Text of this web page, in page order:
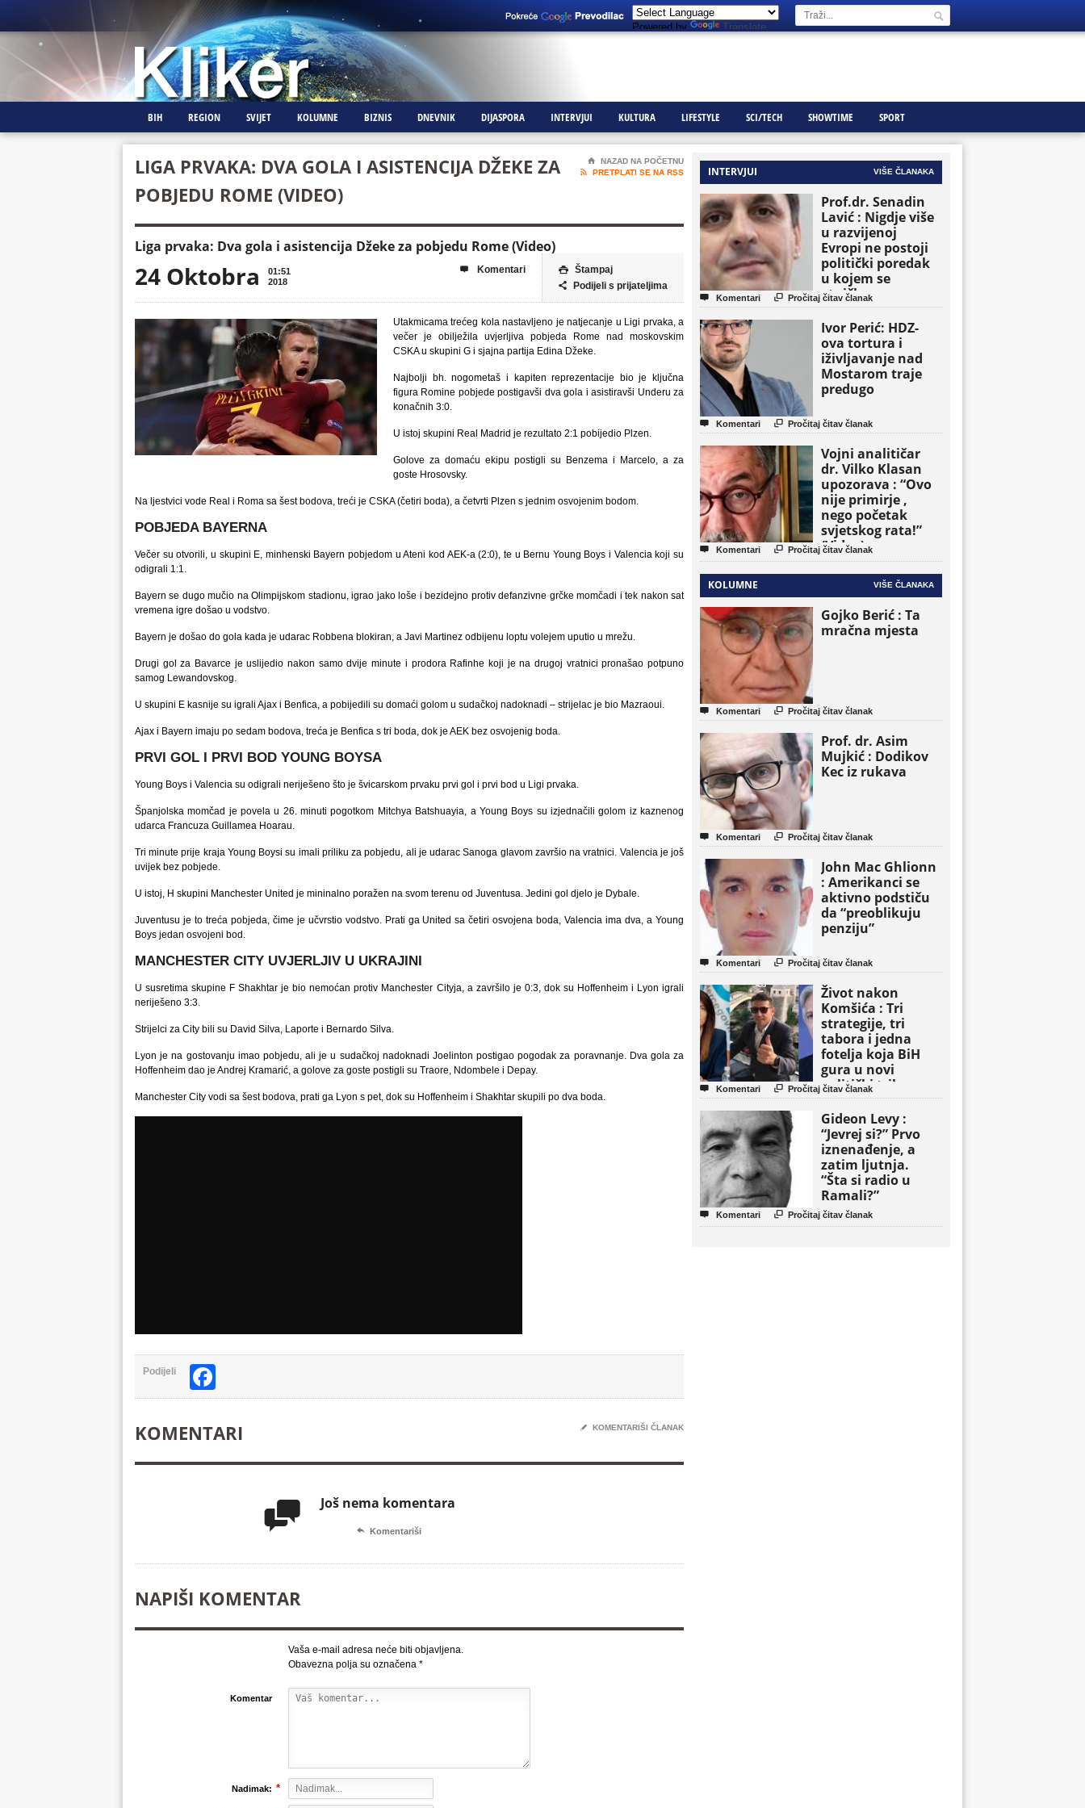
Powered by Translate
BIH REGION SVIJET KOLUMNE BIZNIS DNEVNIK DIJASPORA INTERVJUI KULTURA LIFESTYLE SCI/TECH SHOWTIME SPORT
LIGA PRVAKA: DVA GOLA I ASISTENCIJA DŽEKE ZA
POBJEDU ROME (VIDEO)
⌂
NAZAD NA POČETNU

PRETPLATI SE NA RSS
Liga prvaka: Dva gola i asistencija Džeke za pobjedu Rome (Video)
24 Oktobra
01:51
2018
 Štampaj
 Podijeli s prijateljima
 Komentari
Utakmicama trećeg kola nastavljeno je natjecanje u Ligi prvaka, a
večer je obilježila uvjerljiva pobjeda Rome nad moskovskim
CSKA u skupini G i sjajna partija Edina Džeke.
Najbolji bh. nogometaš i kapiten reprezentacije bio je ključna
figura Romine pobjede postigavši dva gola i asistiravši Underu za
konačnih 3:0.
U istoj skupini Real Madrid je rezultato 2:1 pobijedio Plzen.
Golove za domaću ekipu postigli su Benzema i Marcelo, a za
goste Hrosovsky.
Na ljestvici vode Real i Roma sa šest bodova, treći je CSKA (četiri boda), a četvrti Plzen s jednim osvojenim bodom.
POBJEDA BAYERNA
Večer su otvorili, u skupini E, minhenski Bayern pobjedom u Ateni kod AEK-a (2:0), te u Bernu Young Boys i Valencia koji su
odigrali 1:1.
Bayern se dugo mučio na Olimpijskom stadionu, igrao jako loše i bezidejno protiv defanzivne grčke momčadi i tek nakon sat
vremena igre došao u vodstvo.
Bayern je došao do gola kada je udarac Robbena blokiran, a Javi Martinez odbijenu loptu volejem uputio u mrežu.
Drugi gol za Bavarce je uslijedio nakon samo dvije minute i prodora Rafinhe koji je na drugoj vratnici pronašao potpuno
samog Lewandovskog.
U skupini E kasnije su igrali Ajax i Benfica, a pobijedili su domaći golom u sudačkoj nadoknadi – strijelac je bio Mazraoui.
Ajax i Bayern imaju po sedam bodova, treća je Benfica s tri boda, dok je AEK bez osvojenig boda.
PRVI GOL I PRVI BOD YOUNG BOYSA
Young Boys i Valencia su odigrali neriješeno što je švicarskom prvaku prvi gol i prvi bod u Ligi prvaka.
Španjolska momčad je povela u 26. minuti pogotkom Mitchya Batshuayia, a Young Boys su izjednačili golom iz kaznenog
udarca Francuza Guillamea Hoarau.
Tri minute prije kraja Young Boysi su imali priliku za pobjedu, ali je udarac Sanoga glavom završio na vratnici. Valencia je još
uvijek bez pobjede.
U istoj, H skupini Manchester United je mininalno poražen na svom terenu od Juventusa. Jedini gol djelo je Dybale.
Juventusu je to treća pobjeda, čime je učvrstio vodstvo. Prati ga United sa četiri osvojena boda, Valencia ima dva, a Young
Boys jedan osvojeni bod.
MANCHESTER CITY UVJERLJIV U UKRAJINI
U susretima skupine F Shakhtar je bio nemoćan protiv Manchester Cityja, a završilo je 0:3, dok su Hoffenheim i Lyon igrali
neriješeno 3:3.
Strijelci za City bili su David Silva, Laporte i Bernardo Silva.
Lyon je na gostovanju imao pobjedu, ali je u sudačkoj nadoknadi Joelinton postigao pogodak za poravnanje. Dva gola za
Hoffenheim dao je Andrej Kramarić, a golove za goste postigli su Traore, Ndombele i Depay.
Manchester City vodi sa šest bodova, prati ga Lyon s pet, dok su Hoffenheim i Shakhtar skupili po dva boda.
Podijeli
KOMENTARI ✎ KOMENTARIŠI ČLANAK
 Još nema komentara
 Komentariši
NAPIŠI KOMENTAR
Vaša e-mail adresa neće biti objavljena.
Obavezna polja su označena *
Komentar
Nadimak: *
INTERVJUI VIŠE ČLANAKA
Prof.dr. Senadin
Lavić : Nigdje više
u razvijenoj
Evropi ne postoji
politički poredak
u kojem se
etničke grupe
pojavljuju kao
osnovne političke
jedinice
 Komentari  Pročitaj čitav članak
Ivor Perić: HDZ-
ova tortura i
iživljavanje nad
Mostarom traje
predugo
 Komentari  Pročitaj čitav članak
Vojni analitičar
dr. Vilko Klasan
upozorava : “Ovo
nije primirje ,
nego početak
svjetskog rata!”
(Video)
 Komentari  Pročitaj čitav članak
KOLUMNE VIŠE ČLANAKA
Gojko Berić : Ta
mračna mjesta
 Komentari  Pročitaj čitav članak
Prof. dr. Asim
Mujkić : Dodikov
Kec iz rukava
 Komentari  Pročitaj čitav članak
John Mac Ghlionn
: Amerikanci se
aktivno podstiču
da “preoblikuju
penziju”
 Komentari  Pročitaj čitav članak
Život nakon
Komšića : Tri
strategije, tri
tabora i jedna
fotelja koja BiH
gura u novi
politički triler
 Komentari  Pročitaj čitav članak
Gideon Levy :
“Jevrej si?” Prvo
iznenađenje, a
zatim ljutnja.
“Šta si radio u
Ramali?”
 Komentari  Pročitaj čitav članak